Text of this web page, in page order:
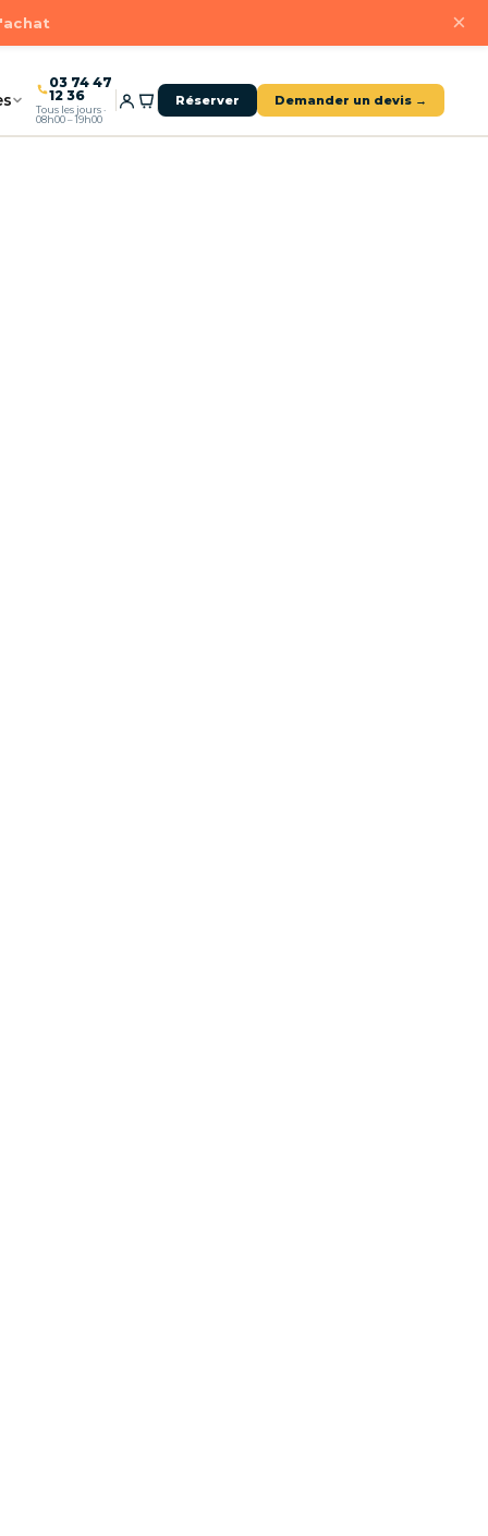
×
03 74 47
12 36
Tous les jours ·
08h00 – 19h00
Réserver Demander un devis →